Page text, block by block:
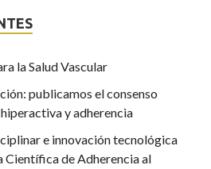
la Salud Vascular
publicamos el consenso
y adherencia
e innovación tecnológica
Científica de Adherencia al